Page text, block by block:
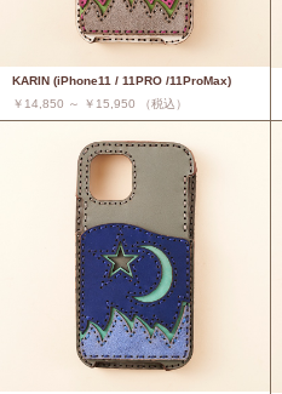
KARIN (iPhone11 / 11PRO /11ProMax)
￥14,850 ～ ￥15,950 （税込）